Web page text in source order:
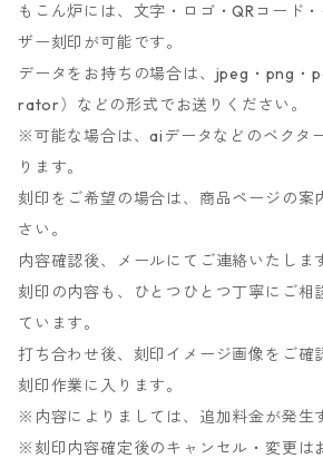
もこん炉には、文字・ロゴ・QRコード
ザー刻印が可能です。
データをお持ちの場合は、jpeg・png
rator）などの形式でお送りください。
※可能な場合は、aiデータなどのベクタ
ります。
刻印をご希望の場合は、商品ページの案
さい。
内容確認後、メールにてご連絡いたしま
刻印の内容も、ひとつひとつ丁寧にご相
ています。
打ち合わせ後、刻印イメージ画像をご確
刻印作業に入ります。
※内容によりましては、追加料金が発生
※刻印内容確定後のキャンセル・変更は